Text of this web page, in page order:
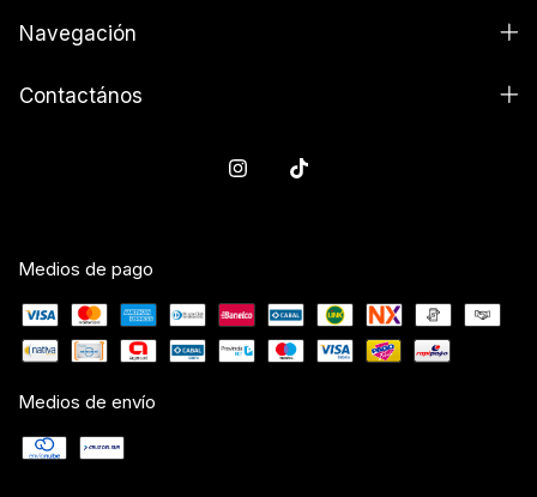
Navegación
Contactános
Medios de pago
Medios de envío